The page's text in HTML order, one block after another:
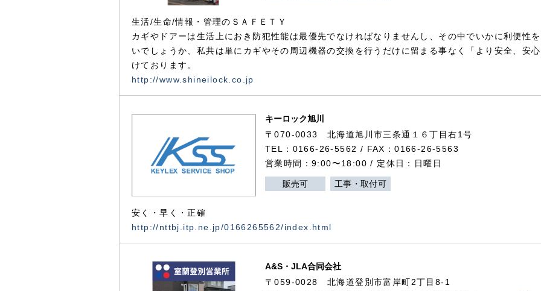
生活/生命/情報・管理のＳＡＦＥＴＹ
カギやドアーは生活上におき防犯性能は最優先でなければなりませんし、その中でいかに利便性
いでしょうか、私共は単にカギやその周辺機器の交換を行うだけに留まる事なく「より安全、安
けております。
http://www.shineilock.co.jp
キーロック旭川
〒070-0033 北海道旭川市三条通１６丁目右1号
TEL：0166-26-5562 / FAX：0166-26-5563
営業時間：9:00〜18:00 / 定休日：日曜日
販売可 工事・取付可
安く・早く・正確
http://nttbj.itp.ne.jp/0166265562/index.html
A&S・JLA合同会社
〒059-0028北海道登別市富岸町2丁目 8-1